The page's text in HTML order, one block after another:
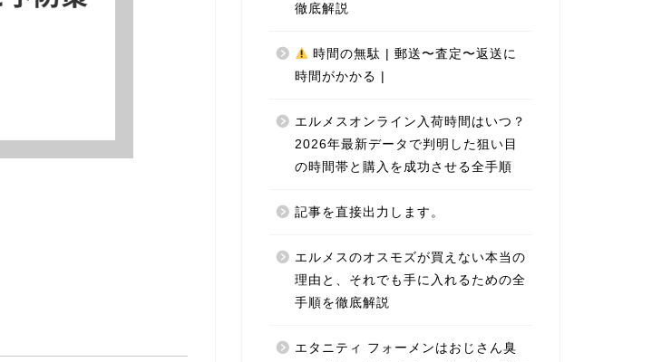
徹底解説
時間の無駄 | 郵送〜査定〜返送に
時間がかかる |
エルメスオンライン入荷時間はいつ？
2026年最新データで判明した狙い目
の時間帯と購入を成功させる全手順
記事を直接出力します。
エルメスのオスモズが買えない本当の
理由と、それでも手に入れるための全
手順を徹底解説
エタニティ フォーメンはおじさん臭